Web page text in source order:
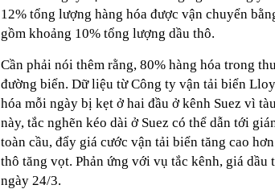
12% tổng lượng hàng hóa được vận chuyển
gồm khoảng 10% tổng lượng dầu thô.
Cần phải nói thêm rằng, 80% hàng hóa trong
đường biển. Dữ liệu từ Công ty vận tải biển
hóa mỗi ngày bị kẹt ở hai đầu ở kênh Suez vì
này, tắc nghẽn kéo dài ở Suez có thể dẫn tới
toàn cầu, đẩy giá cước vận tải biển tăng cao
thô tăng vọt. Phản ứng với vụ tắc kênh, giá
ngày 24/3.